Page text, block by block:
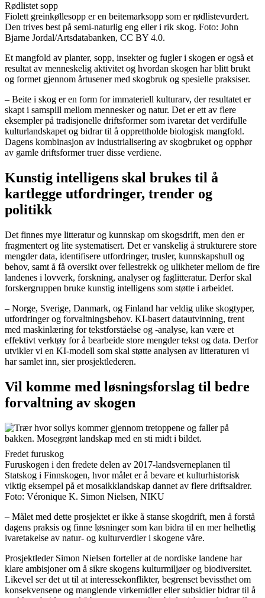
Rødlistet sopp
Fiolett greinkøllesopp er en beitemarksopp som er rødlistevurdert.
Den trives best på semi-naturlig eng eller i rik skog. Foto: John
Bjarne Jordal/Artsdatabanken, CC BY 4.0.
Et mangfold av planter, sopp, insekter og fugler i skogen er også et
resultat av menneskelig aktivitet og hvordan skogen har blitt brukt
og formet gjennom årtusener med skogbruk og spesielle praksiser.
– Beite i skog er en form for immateriell kulturarv, der resultatet er
skapt i samspill mellom mennesker og natur. Det er ett av flere
eksempler på tradisjonelle driftsformer som ivaretar det verdifulle
kulturlandskapet og bidrar til å opprettholde biologisk mangfold.
Dagens kombinasjon av industrialisering av skogbruket og opphør
av gamle driftsformer truer disse verdiene.
Kunstig intelligens skal brukes til å
kartlegge utfordringer, trender og
politikk
Det finnes mye litteratur og kunnskap om skogsdrift, men den er
fragmentert og lite systematisert. Det er vanskelig å strukturere store
mengder data, identifisere utfordringer, trusler, kunnskapshull og
behov, samt å få oversikt over fellestrekk og ulikheter mellom de fire
landenes i lovverk, forskning, analyser og faglitteratur. Derfor skal
forskergruppen bruke kunstig intelligens som støtte i arbeidet.
– Norge, Sverige, Danmark, og Finland har veldig ulike skogtyper,
utfordringer og forvaltningsbehov. KI-basert datautvinning, trent
med maskinlæring for tekstforståelse og -analyse, kan være et
effektivt verktøy for å bearbeide store mengder tekst og data. Derfor
utvikler vi en KI-modell som skal støtte analysen av litteraturen vi
har samlet inn, sier prosjektlederen.
Vil komme med løsningsforslag til bedre
forvaltning av skogen
Fredet furuskog
Furuskogen i den fredete delen av 2017-landsverneplanen til
Statskog i Finnskogen, hvor målet er å bevare et kulturhistorisk
viktig eksempel på et mosaikklandskap dannet av flere driftsaldrer.
Foto: Véronique K. Simon Nielsen, NIKU
– Målet med dette prosjektet er ikke å stanse skogdrift, men å forstå
dagens praksis og finne løsninger som kan bidra til en mer helhetlig
ivaretakelse av natur- og kulturverdier i skogene våre.
Prosjektleder Simon Nielsen forteller at de nordiske landene har
klare ambisjoner om å sikre skogens kulturmiljøer og biodiversitet.
Likevel ser det ut til at interessekonflikter, begrenset bevissthet om
konsekvensene og manglende virkemidler eller subsidier bidrar til å